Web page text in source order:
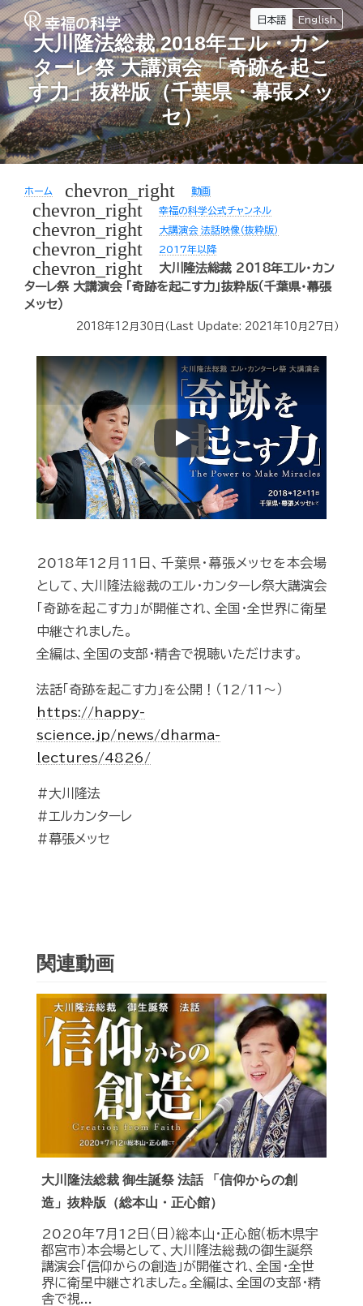
日本語 English
大川隆法総裁 2018年エル・カン
ターレ祭 大講演会 「奇跡を起こ
す力」抜粋版（千葉県・幕張メッ
セ）
ホーム chevron_right 動画
chevron_right 幸福の科学公式チャンネル
chevron_right 大講演会 法話映像（抜粋版）
chevron_right 2017年以降
chevron_right
大川隆法総裁 2018年エル・カン
ターレ祭 大講演会 「奇跡を起こす力」抜粋版（千葉県・幕張
メッセ）
2018年12月30日 （Last Update: 2021年10月27日 ）
Play
2018年12月11日、千葉県・幕張メッセを本会場
として、大川隆法総裁のエル・カンターレ祭大講演会
「奇跡を起こす力」が開催され、全国・全世界に衛星
中継されました。
全編は、全国の支部・精舎で視聴いただけます。
法話「奇跡を起こす力」を公開！（12/11～）
https://happy-
science.jp/news/dharma-
lectures/4826/
#大川隆法
#エルカンターレ
#幕張メッセ
関連動画
大川隆法総裁 御生誕祭 法話 「信仰からの創
造」抜粋版（総本山・正心館）
2020年7月12日（日）総本山・正心館（栃木県宇
都宮市）本会場として、大川隆法総裁の御生誕祭
講演会「信仰からの創造」が開催され、全国・全世
界に衛星中継されました。全編は、全国の支部・精
舎で視...